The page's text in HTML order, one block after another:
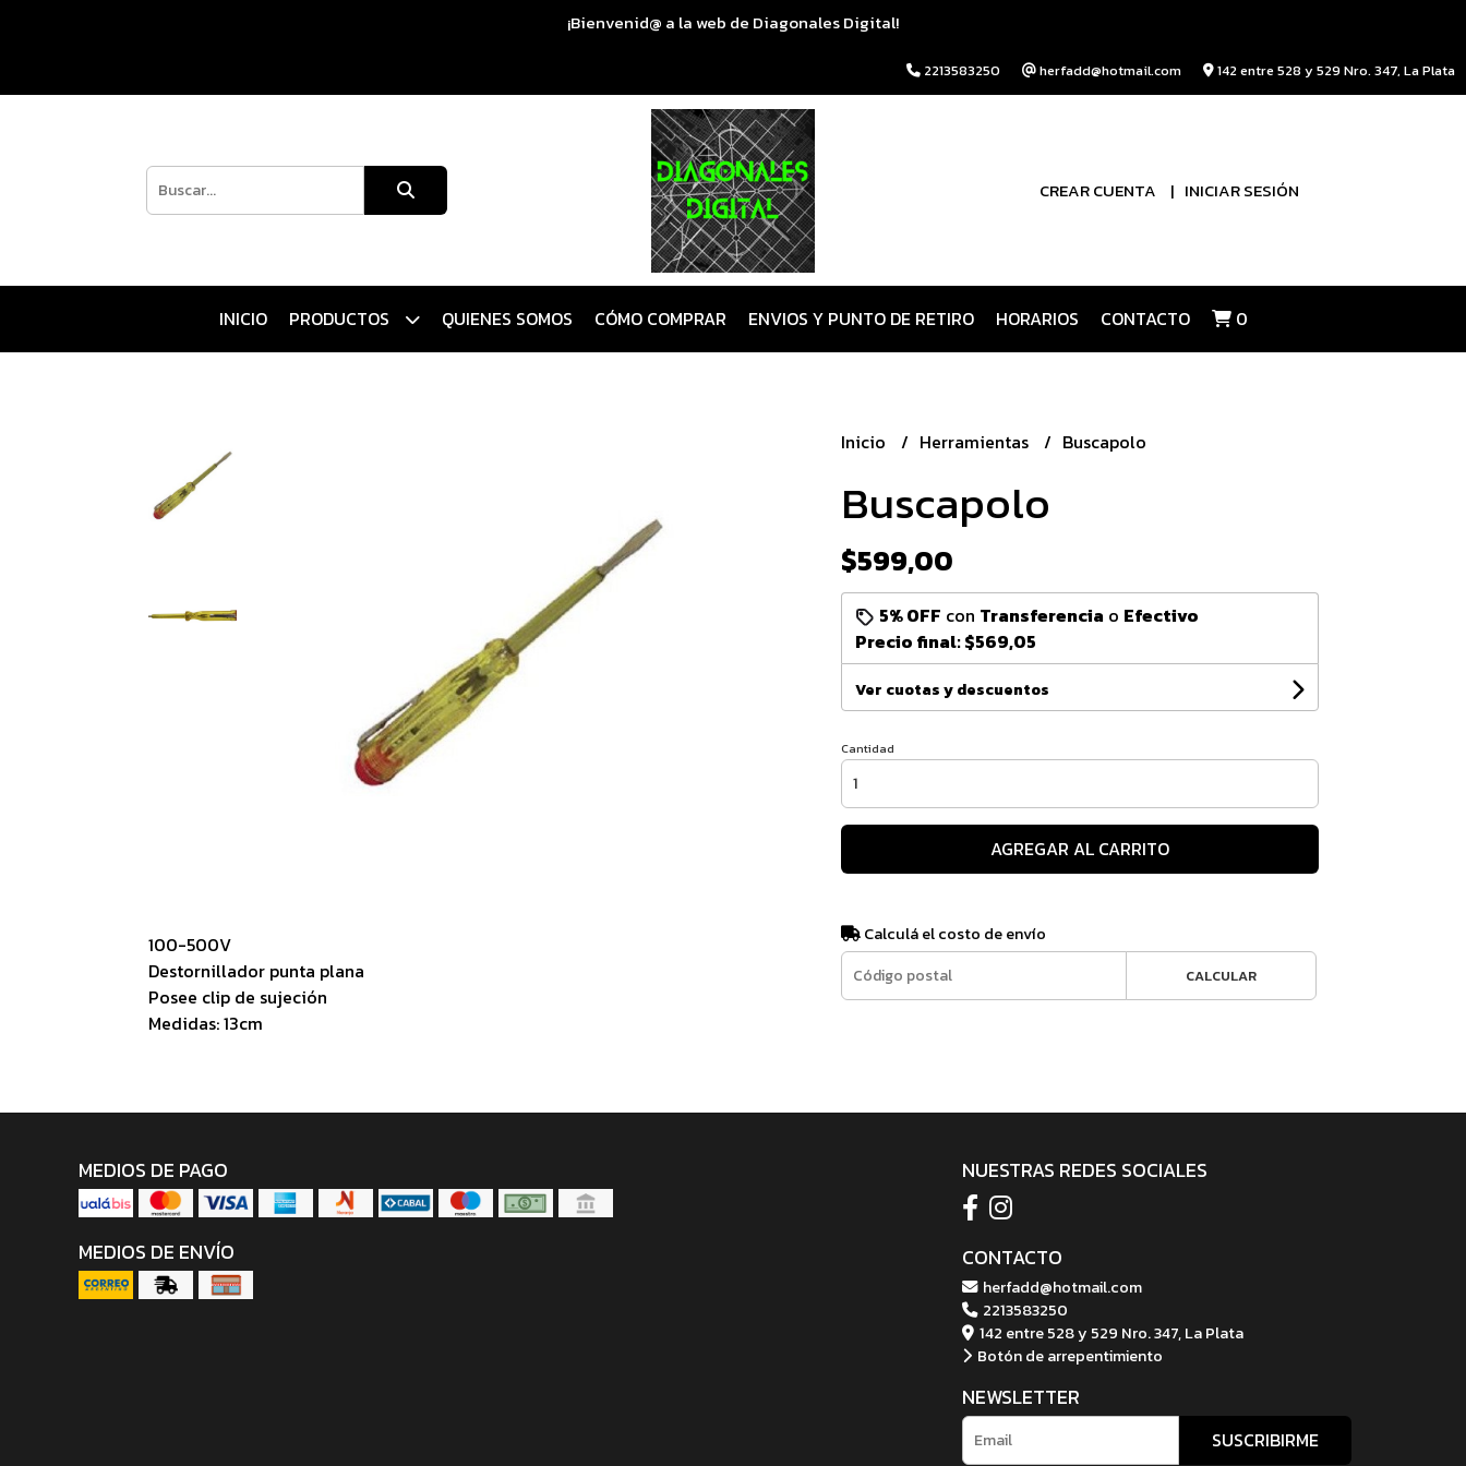
¡Bienvenid@ a la web de Diagonales Digital!
2213583250 herfadd@hotmail.com 142 entre 528 y 529 Nro. 347, La Plata
CREAR CUENTA INICIAR SESIÓN
INICIO PRODUCTOS QUIENES SOMOS CÓMO COMPRAR ENVIOS Y PUNTO DE RETIRO HORARIOS CONTACTO 0
100-500V
Destornillador punta plana
Posee clip de sujeción
Medidas: 13cm
Inicio Herramientas Buscapolo
Buscapolo
$599,00
5% OFF con Transferencia o Efectivo
Precio final:$569,05
Ver cuotas y descuentos
Cantidad
AGREGAR AL CARRITO
Calculá el costo de envío
CALCULAR
MEDIOS DE PAGO
MEDIOS DE ENVÍO
NUESTRAS REDES SOCIALES
CONTACTO
herfadd@hotmail.com
2213583250
142 entre 528 y 529 Nro. 347, La Plata
Botón de arrepentimiento
NEWSLETTER
SUSCRIBIRME